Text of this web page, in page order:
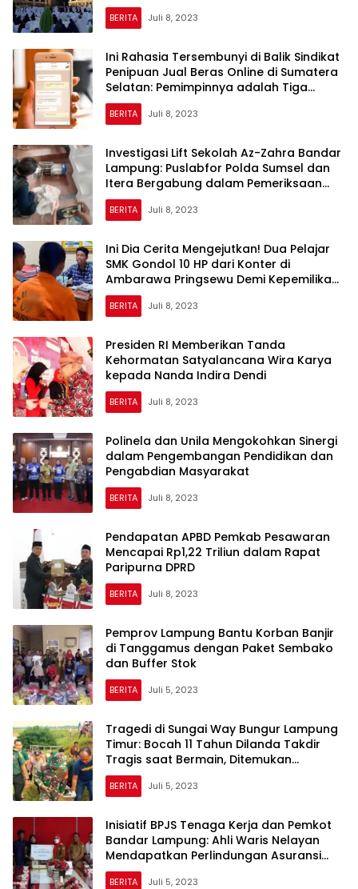
BERITA Juli 8, 2023
Ini Rahasia Tersembunyi di Balik Sindikat
Penipuan Jual Beras Online di Sumatera
Selatan: Pemimpinnya adalah Tiga
Warga Lampung yang Dikendalikan dari
Lapas
BERITA Juli 8, 2023
Investigasi Lift Sekolah Az-Zahra Bandar
Lampung: Puslabfor Polda Sumsel dan
Itera Bergabung dalam Pemeriksaan
Tujuh Saksi
BERITA Juli 8, 2023
Ini Dia Cerita Mengejutkan! Dua Pelajar
SMK Gondol 10 HP dari Konter di
Ambarawa Pringsewu Demi Kepemilikan
Ponsel
BERITA Juli 8, 2023
Presiden RI Memberikan Tanda
Kehormatan Satyalancana Wira Karya
kepada Nanda Indira Dendi
BERITA Juli 8, 2023
Polinela dan Unila Mengokohkan Sinergi
dalam Pengembangan Pendidikan dan
Pengabdian Masyarakat
BERITA Juli 8, 2023
Pendapatan APBD Pemkab Pesawaran
Mencapai Rp1,22 Triliun dalam Rapat
Paripurna DPRD
BERITA Juli 8, 2023
Pemprov Lampung Bantu Korban Banjir
di Tanggamus dengan Paket Sembako
dan Buffer Stok
BERITA Juli 5, 2023
Tragedi di Sungai Way Bungur Lampung
Timur: Bocah 11 Tahun Dilanda Takdir
Tragis saat Bermain, Ditemukan
Meninggal dalam Keadaan Hanyut
BERITA Juli 5, 2023
Inisiatif BPJS Tenaga Kerja dan Pemkot
Bandar Lampung: Ahli Waris Nelayan
Mendapatkan Perlindungan Asuransi
Kematian
BERITA Juli 5, 2023